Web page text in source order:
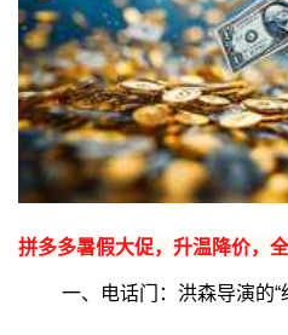
拼多多暑假大促，升温降价，
一、电话门：洪森导演的“